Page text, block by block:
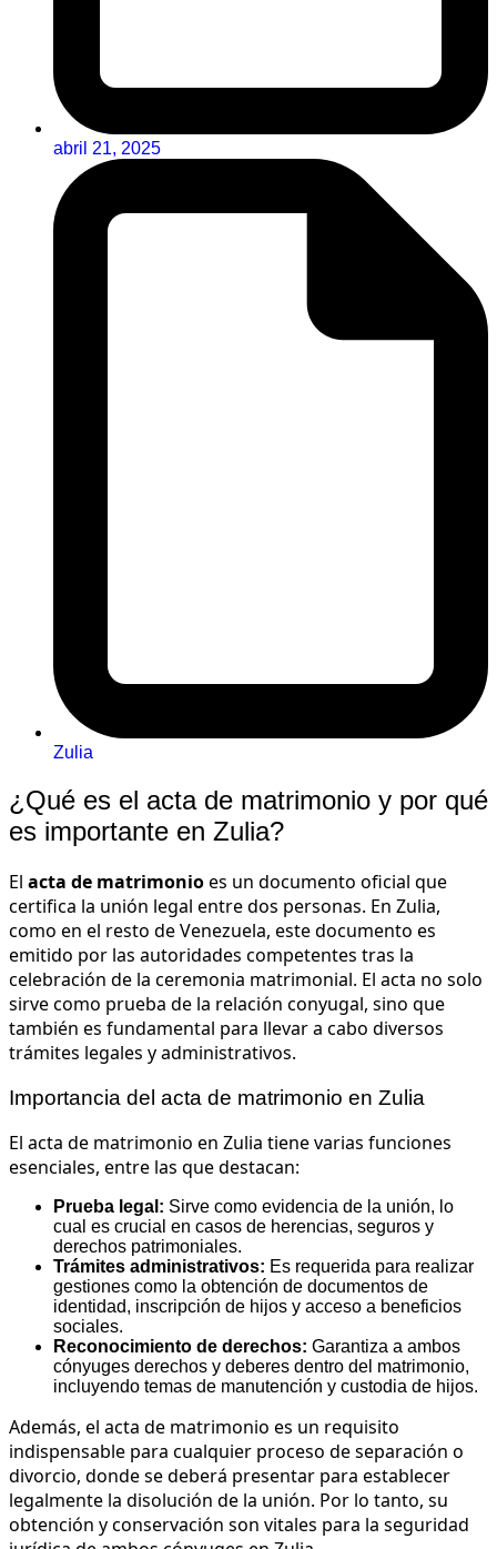
abril 21, 2025
Zulia
¿Qué es el acta de matrimonio y por qué
es importante en Zulia?
El acta de matrimonioes un documento oficial que
certifica la unión legal entre dos personas. En Zulia,
como en el resto de Venezuela, este documento es
emitido por las autoridades competentes tras la
celebración de la ceremonia matrimonial. El acta no solo
sirve como prueba de la relación conyugal, sino que
también es fundamental para llevar a cabo diversos
trámites legales y administrativos.
Importancia del acta de matrimonio en Zulia
El acta de matrimonio en Zulia tiene varias funciones
esenciales, entre las que destacan:
Prueba legal: Sirve como evidencia de la unión, lo
cual es crucial en casos de herencias, seguros y
derechos patrimoniales.
Trámites administrativos: Es requerida para realizar
gestiones como la obtención de documentos de
identidad, inscripción de hijos y acceso a beneficios
sociales.
Reconocimiento de derechos: Garantiza a ambos
cónyuges derechos y deberes dentro del matrimonio,
incluyendo temas de manutención y custodia de hijos.
Además, el acta de matrimonio es un requisito
indispensable para cualquier proceso de separación o
divorcio, donde se deberá presentar para establecer
legalmente la disolución de la unión. Por lo tanto, su
obtención y conservación son vitales para la seguridad